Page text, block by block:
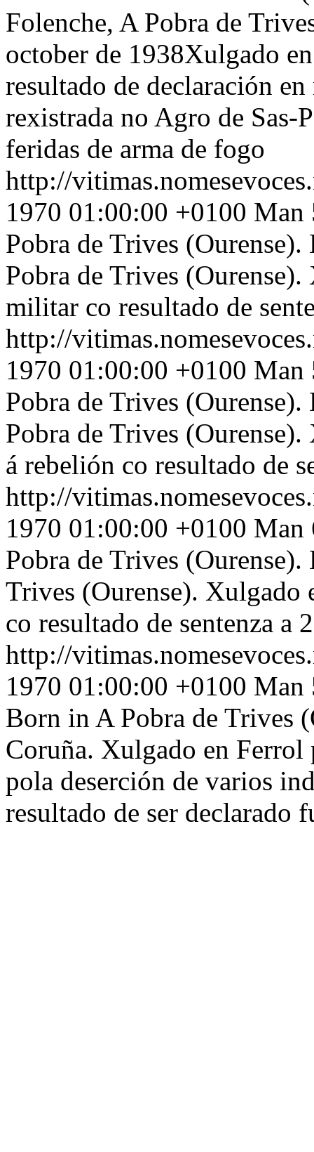
Folenche, A Pobra de
october de 1938Xulgado
resultado de declaración
rexistrada no Agro de Sas-
feridas de arma de fogo
http://
1970 01:00:00 +0100 Man
Pobra de Trives
Pobra de Trives
militar co resultado de
http://
1970 01:00:00 +0100 Man
Pobra de Trives
Pobra de Trives
á rebelión co resultado de
http://
1970 01:00:00 +0100 Man
Pobra de Trives
Trives (Ourense). Xulgado
co resultado de sentenza a
http://
1970 01:00:00 +0100 Man
Born in A Pobra de Trives
Coruña. Xulgado en Ferrol
pola deserción de varios
resultado de ser declarado